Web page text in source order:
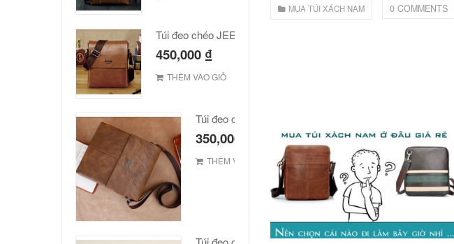
450,000 ₫
THÊM VÀO GIỎ
Túi đeo chéo Jeep giá rẻ JR03
350,000
THÊM VÀO GIỎ
MUA TÚI XÁCH NAM 0 COMMENTS